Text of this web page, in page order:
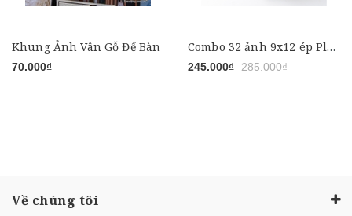
Khung Ảnh Vân Gỗ Để Bàn
70.000₫
Combo 32 ảnh 9x12 ép Plastic + Album bìa da - Giấy ảnh Chính hãng
245.000₫ 285.000₫
Về chúng tôi